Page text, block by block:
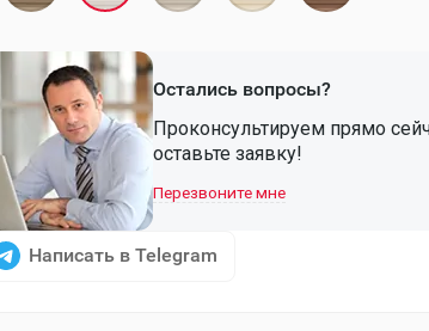
Остались вопросы?
Проконсультируем прямо
оставьте заявку!
Перезвоните мне
Написать в Telegram